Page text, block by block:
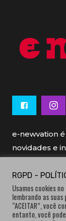
e-newvation
novidades e
e-newvation
Ano”, o
RGPD -
Usamos cookies
lembrando as
“ACEITAR”, você
entanto, você